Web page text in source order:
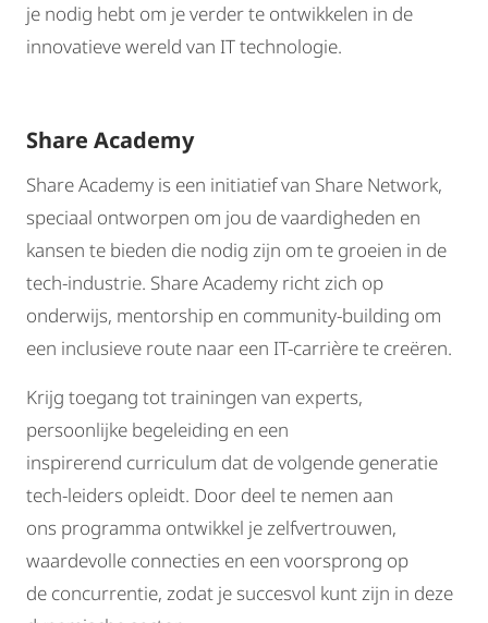
je nodig hebt om je verder te ontwikkelen in de
innovatieve wereld van IT technologie.
Share Academy
Share Academy is een initiatief van Share Network,
speciaal ontworpen om jou de vaardigheden en
kansen te bieden die nodig zijn om te groeien in de
tech-industrie. Share Academy richt zich op
onderwijs, mentorship en community-building om
een inclusieve route naar een IT-carrière te creëren.
Krijg toegang tot trainingen van experts,
persoonlijke begeleiding en een
inspirerend curriculum dat de volgende generatie
tech-leiders opleidt. Door deel te nemen aan
ons programma ontwikkel je zelfvertrouwen,
waardevolle connecties en een voorsprong op
de concurrentie, zodat je succesvol kunt zijn in deze